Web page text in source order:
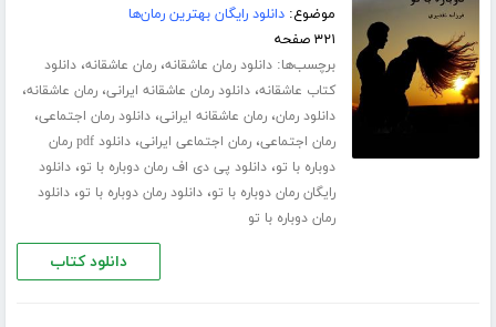
موضوع:دانلود رایگان بهترین رمان‌ها
۳۲۱ صفحه
برچسب‌ها:دانلود رمان عاشقانه،رمان عاشقانه،دانلود
کتاب عاشقانه،دانلود رمان عاشقانه ایرانی،رمان عاشقانه،
دانلود رمان،رمان عاشقانه ایرانی،دانلود رمان اجتماعی،
رمان اجتماعی،رمان اجتماعی ایرانی،
دانلود pdf رمان
دوباره با تو،دانلود پی دی اف رمان دوباره با تو،دانلود
رایگان رمان دوباره با تو،دانلود رمان دوباره با تو،دانلود
رمان دوباره با تو
دانلود کتاب